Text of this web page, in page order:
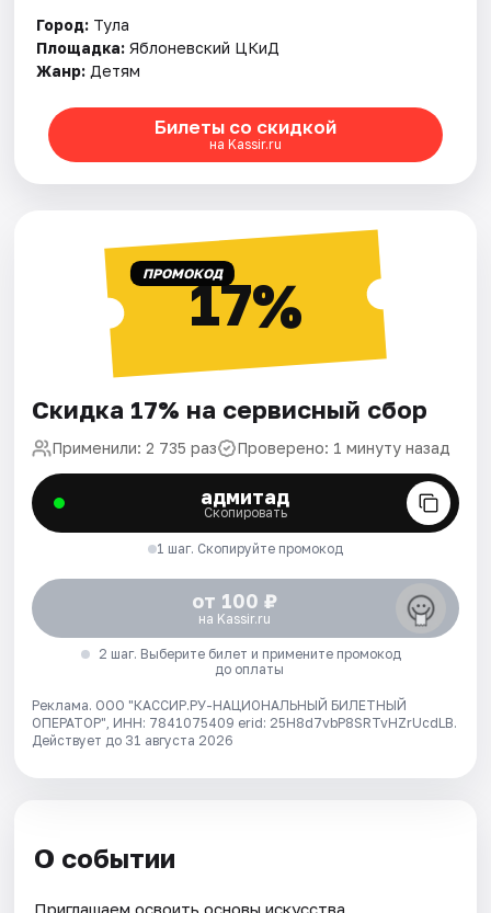
Город: Тула
Площадка: Яблоневский ЦКиД
Жанр: Детям
Билеты со скидкой
на Kassir.ru
ПРОМОКОД17%
Скидка 17% на сервисный сбор
Применили: 2 735 раз Проверено: 1 минуту назад
адмитад
Скопировать
1 шаг. Скопируйте промокод
от 100 ₽
на Kassir.ru
2 шаг. Выберите билет и примените промокод
до оплаты
Реклама. ООО "КАССИР.РУ-НАЦИОНАЛЬНЫЙ БИЛЕТНЫЙ
ОПЕРАТОР", ИНН: 7841075409 erid: 25H8d7vbP8SRTvHZrUcdLB.
Действует до 31 августа 2026
О событии
Приглашаем освоить основы искусства